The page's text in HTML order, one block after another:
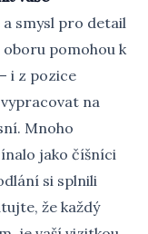
smysl pro detail
pomohou k
i z pozice
na
Mnoho
jako číšníci
si splnili
že každý